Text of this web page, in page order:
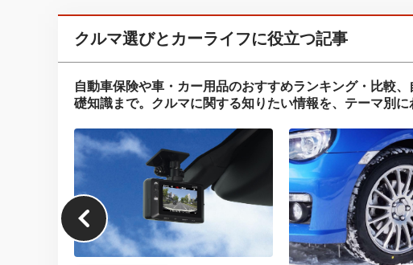
クルマ選びとカーライフに役立つ記事
自動車保険や車・カー用品のおすすめランキング・比較
礎知識まで。クルマに関する知りたい情報を、テーマ別に